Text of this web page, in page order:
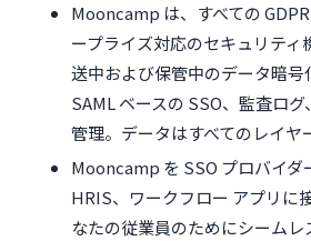
Mooncamp は、すべての
ープライズ対応のセキュリティ
送中および保管中のデータ暗
SAML ベースの SSO、監査ロ
管理。データはすべてのレイヤ
Mooncamp を SSO プロバイダ
HRIS、ワークフロー アプリに
なたの従業員のためにシーム